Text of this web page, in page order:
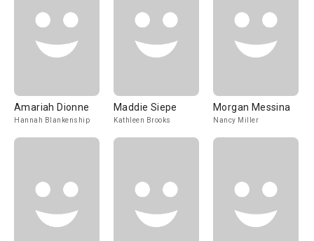
Amariah Dionne
Hannah Blankenship
Maddie Siepe
Kathleen Brooks
Morgan Messina
Nancy Miller